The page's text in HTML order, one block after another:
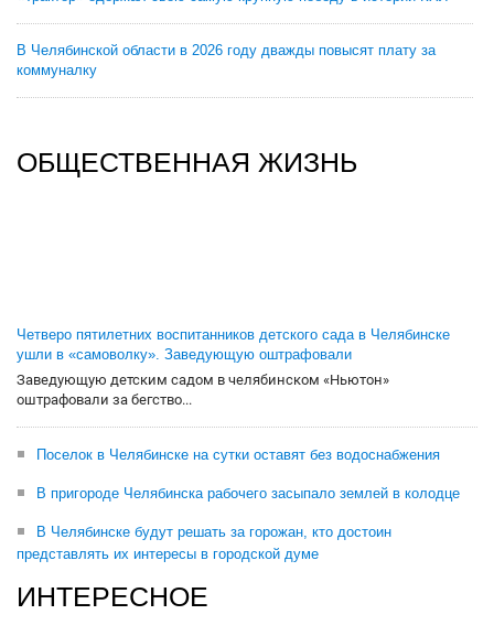
В Челябинской области в 2026 году дважды повысят плату за
коммуналку
ОБЩЕСТВЕННАЯ ЖИЗНЬ
Четверо пятилетних воспитанников детского сада в Челябинске
ушли в «самоволку». Заведующую оштрафовали
Заведующую детским садом в челябинском «Ньютон»
оштрафовали за бегство...
Поселок в Челябинске на сутки оставят без водоснабжения
В пригороде Челябинска рабочего засыпало землей в колодце
В Челябинске будут решать за горожан, кто достоин
представлять их интересы в городской думе
ИНТЕРЕСНОЕ